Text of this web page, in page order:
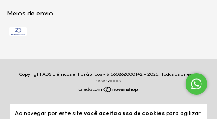
Ao navegar por este site você aceita o uso de cookies para agilizar
Meios de envio
Copyright ADS Elétricos e Hidráulicos - 81660862000142 - 2026. Todos os direitos
reservados.